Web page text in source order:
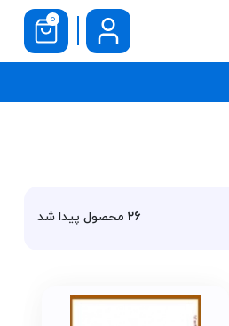
0
26 محصول پیدا شد